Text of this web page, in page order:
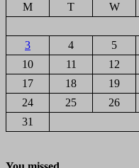
M
T W
3
4 5
10
11 12
17
18 19
24
25 26
31